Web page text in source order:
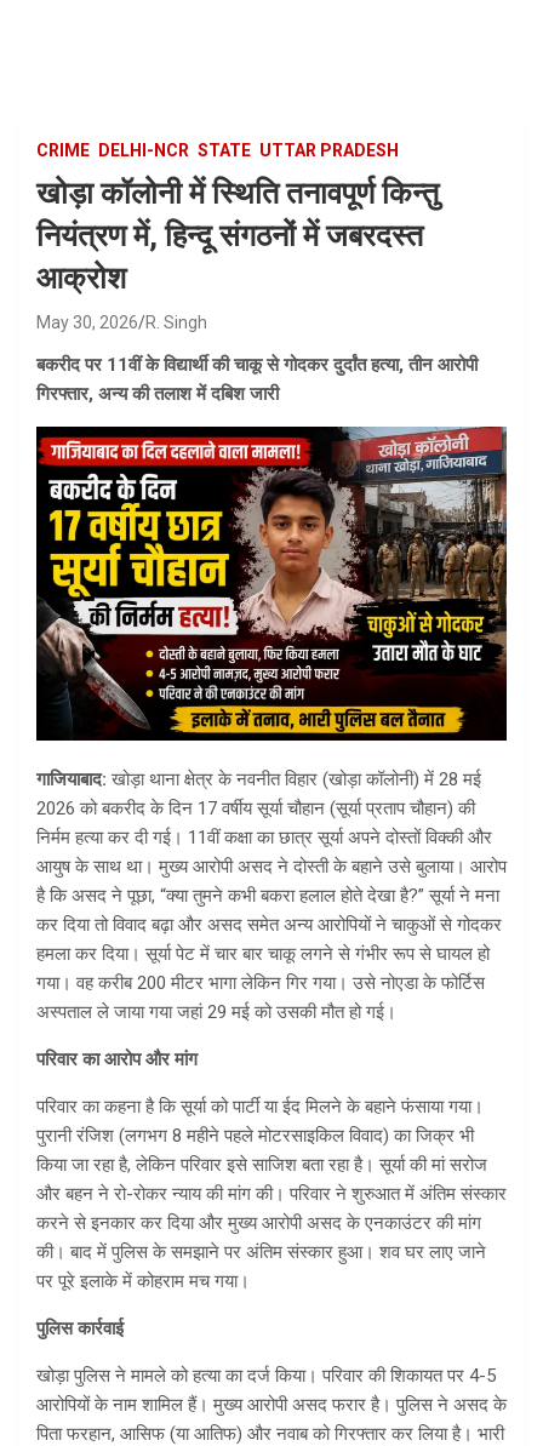
CRIME DELHI-NCR STATE UTTAR PRADESH
खोड़ा कॉलोनी में स्थिति तनावपूर्ण किन्तु
नियंत्रण में, हिन्दू संगठनों में जबरदस्त
आक्रोश
May 30, 2026 R. Singh
बकरीद पर 11वीं के विद्यार्थी की चाकू से गोदकर दुर्दांत हत्या, तीन आरोपी
गिरफ्तार, अन्य की तलाश में दबिश जारी
गाजियाबाद:खोड़ा थाना क्षेत्र के नवनीत विहार (खोड़ा कॉलोनी) में 28 मई
2026 को बकरीद के दिन 17 वर्षीय सूर्या चौहान (सूर्या प्रताप चौहान) की
निर्मम हत्या कर दी गई। 11वीं कक्षा का छात्र सूर्या अपने दोस्तों विक्की और
आयुष के साथ था। मुख्य आरोपी असद ने दोस्ती के बहाने उसे बुलाया। आरोप
है कि असद ने पूछा, “क्या तुमने कभी बकरा हलाल होते देखा है?” सूर्या ने मना
कर दिया तो विवाद बढ़ा और असद समेत अन्य आरोपियों ने चाकुओं से गोदकर
हमला कर दिया। सूर्या पेट में चार बार चाकू लगने से गंभीर रूप से घायल हो
गया। वह करीब 200 मीटर भागा लेकिन गिर गया। उसे नोएडा के फोर्टिस
अस्पताल ले जाया गया जहां 29 मई को उसकी मौत हो गई।
परिवार का आरोप और मांग
परिवार का कहना है कि सूर्या को पार्टी या ईद मिलने के बहाने फंसाया गया।
पुरानी रंजिश (लगभग 8 महीने पहले मोटरसाइकिल विवाद) का जिक्र भी
किया जा रहा है, लेकिन परिवार इसे साजिश बता रहा है। सूर्या की मां सरोज
और बहन ने रो-रोकर न्याय की मांग की। परिवार ने शुरुआत में अंतिम संस्कार
करने से इनकार कर दिया और मुख्य आरोपी असद के एनकाउंटर की मांग
की। बाद में पुलिस के समझाने पर अंतिम संस्कार हुआ। शव घर लाए जाने
पर पूरे इलाके में कोहराम मच गया।
पुलिस कार्रवाई
खोड़ा पुलिस ने मामले को हत्या का दर्ज किया। परिवार की शिकायत पर 4-5
आरोपियों के नाम शामिल हैं। मुख्य आरोपी असद फरार है। पुलिस ने असद के
पिता फरहान, आसिफ (या आतिफ) और नवाब को गिरफ्तार कर लिया है। भारी